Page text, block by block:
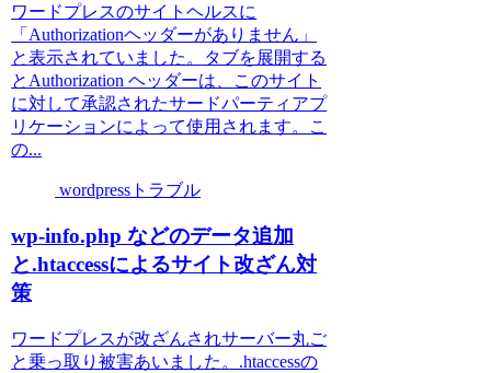
ワードプレスのサイトヘルスに
「Authorizationヘッダーがありません」
と表示されていました。タブを展開する
とAuthorization ヘッダーは、このサイト
に対して承認されたサードパーティアプ
リケーションによって使用されます。こ
の...
wordpressトラブル
wp-info.php などのデータ追加
と.htaccessによるサイト改ざん対
策
ワードプレスが改ざんされサーバー丸ご
と乗っ取り被害あいました。.htaccessの